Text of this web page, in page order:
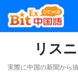
リス
実際に中国の新聞から